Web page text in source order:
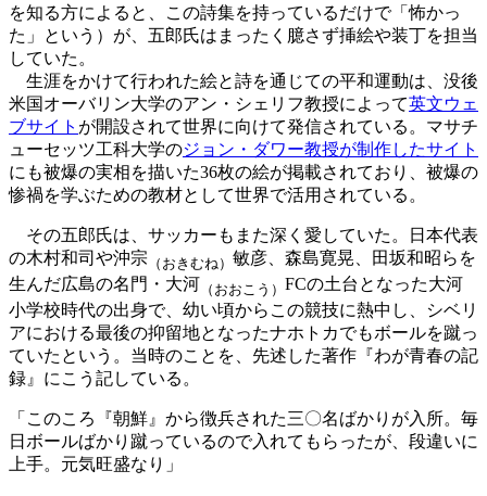
を知る方によると、この詩集を持っているだけで「怖かっ
た」という）が、五郎氏はまったく臆さず挿絵や装丁を担当
していた。
生涯をかけて行われた絵と詩を通じての平和運動は、没後
米国オーバリン大学のアン・シェリフ教授によって英文ウェ
ブサイト が開設されて世界に向けて発信されている。マサチ
ューセッツ工科大学のジョン・ダワー教授が制作したサイト
にも被爆の実相を描いた36枚の絵が掲載されており、被爆の
惨禍を学ぶための教材として世界で活用されている。
その五郎氏は、サッカーもまた深く愛していた。日本代表
の木村和司や沖宗 （おきむね） 敏彦、森島寛晃、田坂和昭らを
生んだ広島の名門・大河 （おおこう） FCの土台となった大河
小学校時代の出身で、幼い頃からこの競技に熱中し、シベリ
アにおける最後の抑留地となったナホトカでもボールを蹴っ
ていたという。当時のことを、先述した著作『わが青春の記
録』にこう記している。
「このころ『朝鮮』から徴兵された三〇名ばかりが入所。毎
日ボールばかり蹴っているので入れてもらったが、段違いに
上手。元気旺盛なり」